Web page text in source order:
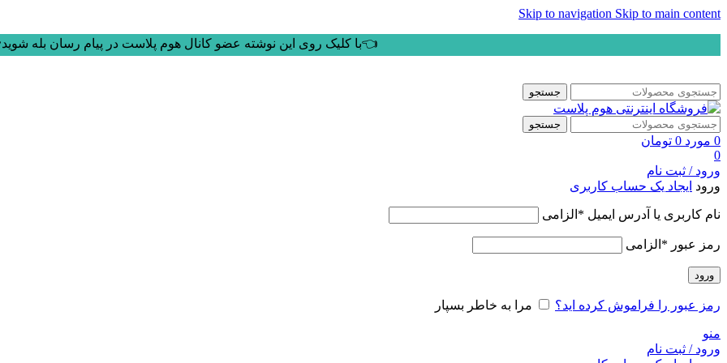
Skip to navigation Skip to main content
👈با کلیک روی این نوشته عضو کانال هوم پلاست در پیام رسان بله
جستجو
جستجو
0 مورد 0 تومان
0
ورود / ثبت نام
ورود ایجاد یک حساب کاربری
نام کاربری یا آدرس ایمیل * الزامی
رمز عبور * الزامی
ورود
رمز عبور را فراموش کرده اید؟ مرا به خاطر بسپار
منو
ورود / ثبت نام